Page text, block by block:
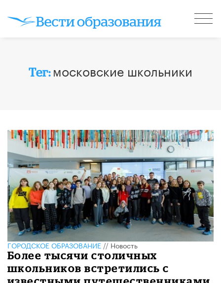
Тег: московские школьники
ГОРОДСКОЕ ОБРАЗОВАНИЕ//Новость
Более тысячи столичных
школьников встретились с